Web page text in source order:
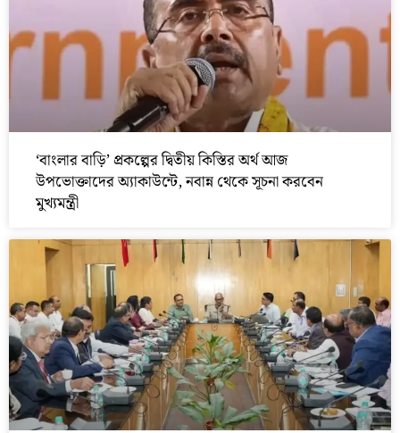
‘বাংলার বাড়ি’ প্রকল্পের দ্বিতীয় কিস্তির অর্থ আজ
উপভোক্তাদের অ্যাকাউন্টে, নবান্ন থেকে সূচনা করবেন
মুখ্যমন্ত্রী